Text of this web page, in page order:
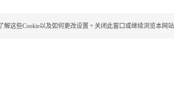
解这些Cookie以及如何更改设置。关闭此窗口或继续浏览本网